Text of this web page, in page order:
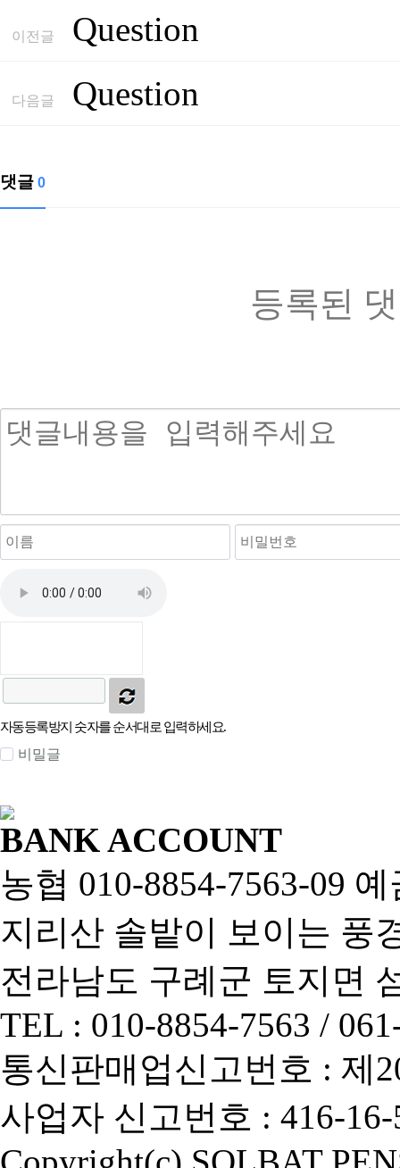
이전글 Question
다음글 Question
댓글 0
등록된
자동등록방지 숫자를 순서대로 입력하세요.
비밀글
BANK ACCOUNT
농협 010-8854-7563-09
지리산 솔밭이 보이는 풍
전라남도 구례군 토지면
TEL : 010-8854-7563 /
통신판매업신고번호 : 제
사업자 신고번호 : 416-16-